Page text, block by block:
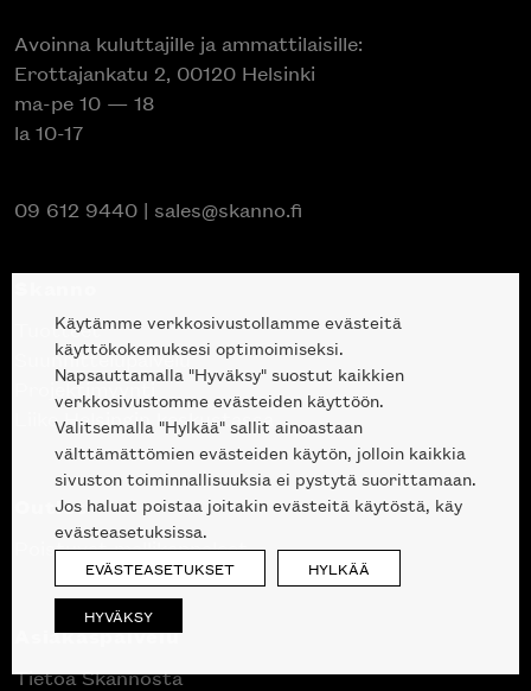
Avoinna kuluttajille ja ammattilaisille:
Erottajankatu 2, 00120 Helsinki
ma-pe 10 — 18
la 10-17
09 612 9440 | sales@skanno.fi
Tuotteet
Suunnittelupalvelu
Projektimyynti
Liike Helsingin keskustassa
Outlet
Poistuvat mallikappaleet
Asiakaspalvelu
Tietoa Skannosta
Käytämme verkkosivustollamme evästeitä
käyttökokemuksesi optimoimiseksi.
Napsauttamalla "Hyväksy" suostut kaikkien
verkkosivustomme evästeiden käyttöön.
Valitsemalla "Hylkää" sallit ainoastaan
välttämättömien evästeiden käytön, jolloin kaikkia
sivuston toiminnallisuuksia ei pystytä suorittamaan.
Jos haluat poistaa joitakin evästeitä käytöstä, käy
evästeasetuksissa.
EVÄSTEASETUKSET HYLKÄÄ
HYVÄKSY